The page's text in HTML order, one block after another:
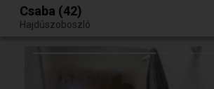
Egy jó randiból bármi lehet.
Csaba (42)
Hajdúszoboszló